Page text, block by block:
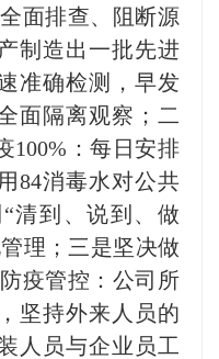
面排查、阻断源
制造出一批先进
准确检测，早发
面隔离观察；二
100%：每日安排
84消毒水对公共
清到、说到、做
理；三是坚决做
疫管控：公司所
坚持外来人员的
人员与企业员工